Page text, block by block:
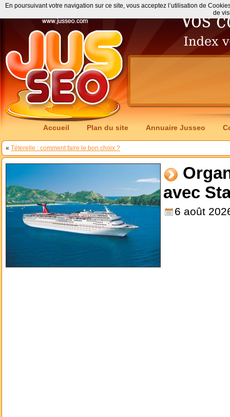
Accueil Plan du site Annuaire Jusseo
« Téterelle : comment faire le bon choix ?
avec
6 août
En poursuivant votre navigation sur ce site, vous acceptez l’utilisation de
de